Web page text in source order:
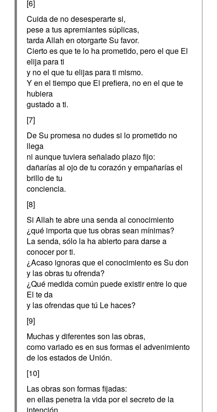
[6]
Cuida de no desesperarte si,
pese a tus apremiantes súplicas,
tarda Allah en otorgarte Su favor.
Cierto es que te lo ha prometido, pero el que El
elija para ti
y no el que tu elijas para ti mismo.
Y en el tiempo que El prefiera, no en el que te
hubiera
gustado a ti.
[7]
De Su promesa no dudes si lo prometido no
llega
ni aunque tuviera señalado plazo fijo:
dañarías al ojo de tu corazón y empañarías el
brillo de tu
conciencia.
[8]
Si Allah te abre una senda al conocimiento
¿qué importa que tus obras sean mínimas?
La senda, sólo la ha abierto para darse a
conocer por ti.
¿Acaso ignoras que el conocimiento es Su don
y las obras tu ofrenda?
¿Qué medida común puede existir entre lo que
El te da
y las ofrendas que tú Le haces?
[9]
Muchas y diferentes son las obras,
como variado es en sus formas el advenimiento
de los estados de Unión.
[10]
Las obras son formas fijadas:
en ellas penetra la vida por el secreto de la